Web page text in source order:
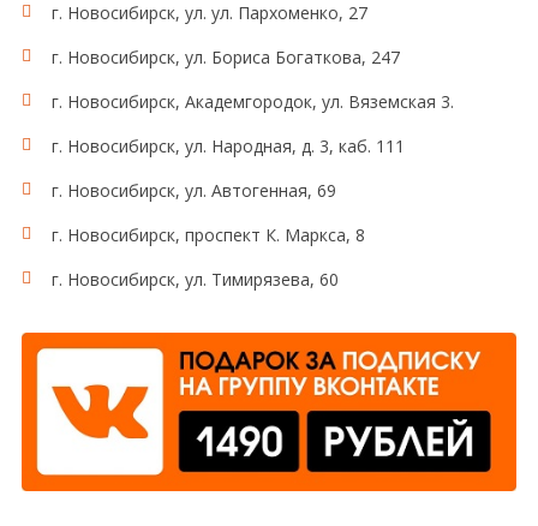
г. Новосибирск, ул. ул. Пархоменко, 27
г. Новосибирск, ул. Бориса Богаткова, 247
г. Новосибирск, Академгородок, ул. Вяземская 3.
г. Новосибирск, ул. Народная, д. 3, каб. 111
г. Новосибирск, ул. Автогенная, 69
г. Новосибирск, проспект К. Маркса, 8
г. Новосибирск, ул. Тимирязева, 60